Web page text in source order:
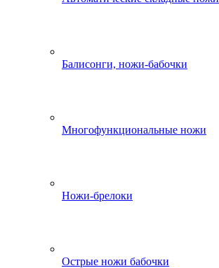
Балисонги, ножи-бабочки
Многофункциональные ножи
Ножи-брелоки
Острые ножи бабочки